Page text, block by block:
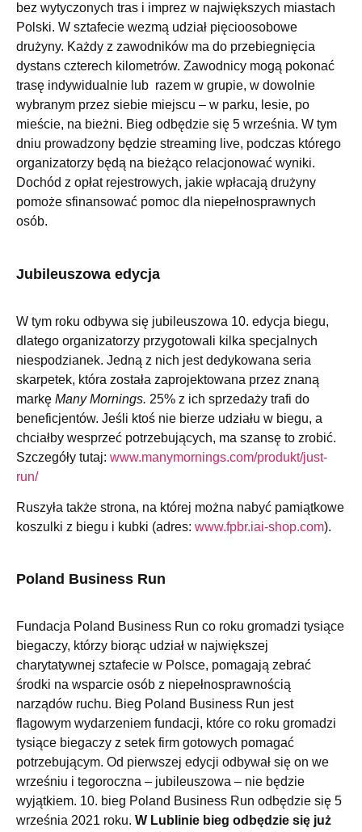
bez wytyczonych tras i imprez w największych miastach
Polski. W sztafecie wezmą udział pięcioosobowe
drużyny. Każdy z zawodników ma do przebiegnięcia
dystans czterech kilometrów. Zawodnicy mogą pokonać
trasę indywidualnie lub razem w grupie, w dowolnie
wybranym przez siebie miejscu – w parku, lesie, po
mieście, na bieżni. Bieg odbędzie się 5 września. W tym
dniu prowadzony będzie streaming live, podczas którego
organizatorzy będą na bieżąco relacjonować wyniki.
Dochód z opłat rejestrowych, jakie wpłacają drużyny
pomoże sfinansować pomoc dla niepełnosprawnych
osób.
Jubileuszowa edycja
W tym roku odbywa się jubileuszowa 10. edycja biegu,
dlatego organizatorzy przygotowali kilka specjalnych
niespodzianek. Jedną z nich jest dedykowana seria
skarpetek, która została zaprojektowana przez znaną
markę Many Mornings. 25% z ich sprzedaży trafi do
beneficjentów. Jeśli ktoś nie bierze udziału w biegu, a
chciałby wesprzeć potrzebujących, ma szansę to zrobić.
Szczegóły tutaj: www.manymornings.com/produkt/just-
run/
Ruszyła także strona, na której można nabyć pamiątkowe
koszulki z biegu i kubki (adres: www.fpbr.iai-shop.com).
Poland Business Run
Fundacja Poland Business Run co roku gromadzi tysiące
biegaczy, którzy biorąc udział w największej
charytatywnej sztafecie w Polsce, pomagają zebrać
środki na wsparcie osób z niepełnosprawnością
narządów ruchu. Bieg Poland Business Run jest
flagowym wydarzeniem fundacji, które co roku gromadzi
tysiące biegaczy z setek firm gotowych pomagać
potrzebującym. Od pierwszej edycji odbywał się on we
wrześniu i tegoroczna – jubileuszowa – nie będzie
wyjątkiem. 10. bieg Poland Business Run odbędzie się 5
września 2021 roku. W Lublinie bieg odbędzie się już